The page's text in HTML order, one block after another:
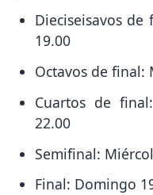
Dieciseisavos
19.00
Octavos de final:
Cuartos de
22.00
Semifinal:
Final: Domingo